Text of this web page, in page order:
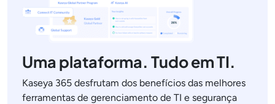
Uma plataforma. Tudo em TI.
Kaseya 365 desfrutam dos benefícios das melhores
ferramentas de gerenciamento de TI e segurança